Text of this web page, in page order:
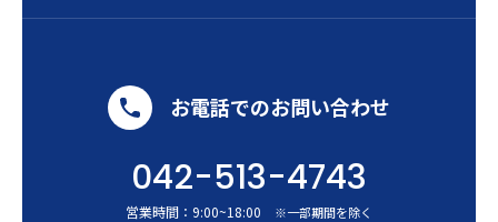
お電話でのお問い合わせ
042-513-4743
営業時間： 9:00~18:00 ※一部期間を除く